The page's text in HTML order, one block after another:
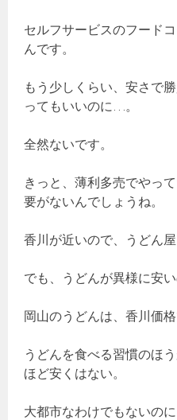
セルフサービスのフード
んです。
もう少しくらい、安さで
ってもいいのに…。
全然ないです。
きっと、薄利多売でやっ
要がないんでしょうね。
香川が近いので、うどん
でも、うどんが異様に安
岡山のうどんは、香川価格
うどんを食べる習慣のほ
ほど安くはない。
大都市なわけでもないの